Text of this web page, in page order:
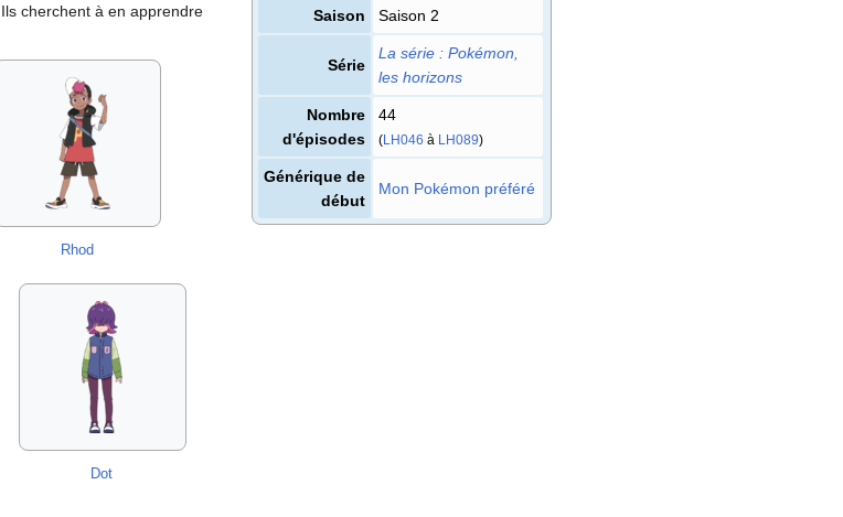
Saison Saison 2
Série
La série : Pokémon,
les horizons
Nombre
d'épisodes
44
(LH046 à LH089)
Générique de
début
Mon Pokémon préféré
. Ils cherchent à en apprendre
Rhod
Dot